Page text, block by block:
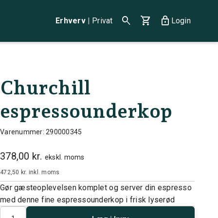
Erhverv | Privat search shopping_cart lock Login
Churchill
espressounderkop
Varenummer: 290000345
378,00 kr. ekskl. moms
472,50 kr. inkl. moms
Gør gæsteoplevelsen komplet og server din espresso
med denne fine espressounderkop i frisk lyserød
Antal